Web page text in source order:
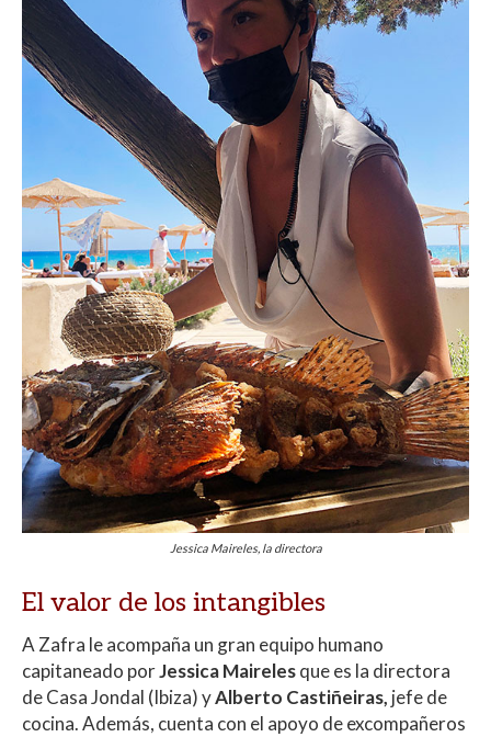
Jessica Maireles, la directora
El valor de los intangibles
A Zafra le acompaña un gran equipo humano
capitaneado porJessica Mairelesque es la directora
de Casa Jondal (Ibiza) yAlberto Castiñeiras, jefe de
cocina. Además, cuenta con el apoyo de excompañeros